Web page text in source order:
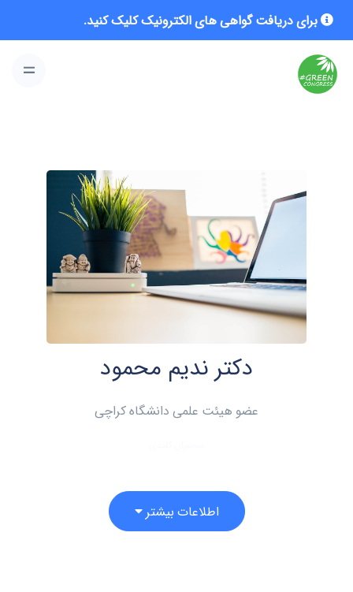
برای دریافت گواهی های الکترونیک کلیک کنید.
دکتر ندیم محمود
عضو هیئت علمی دانشگاه کراچی
اطلاعات بیشتر